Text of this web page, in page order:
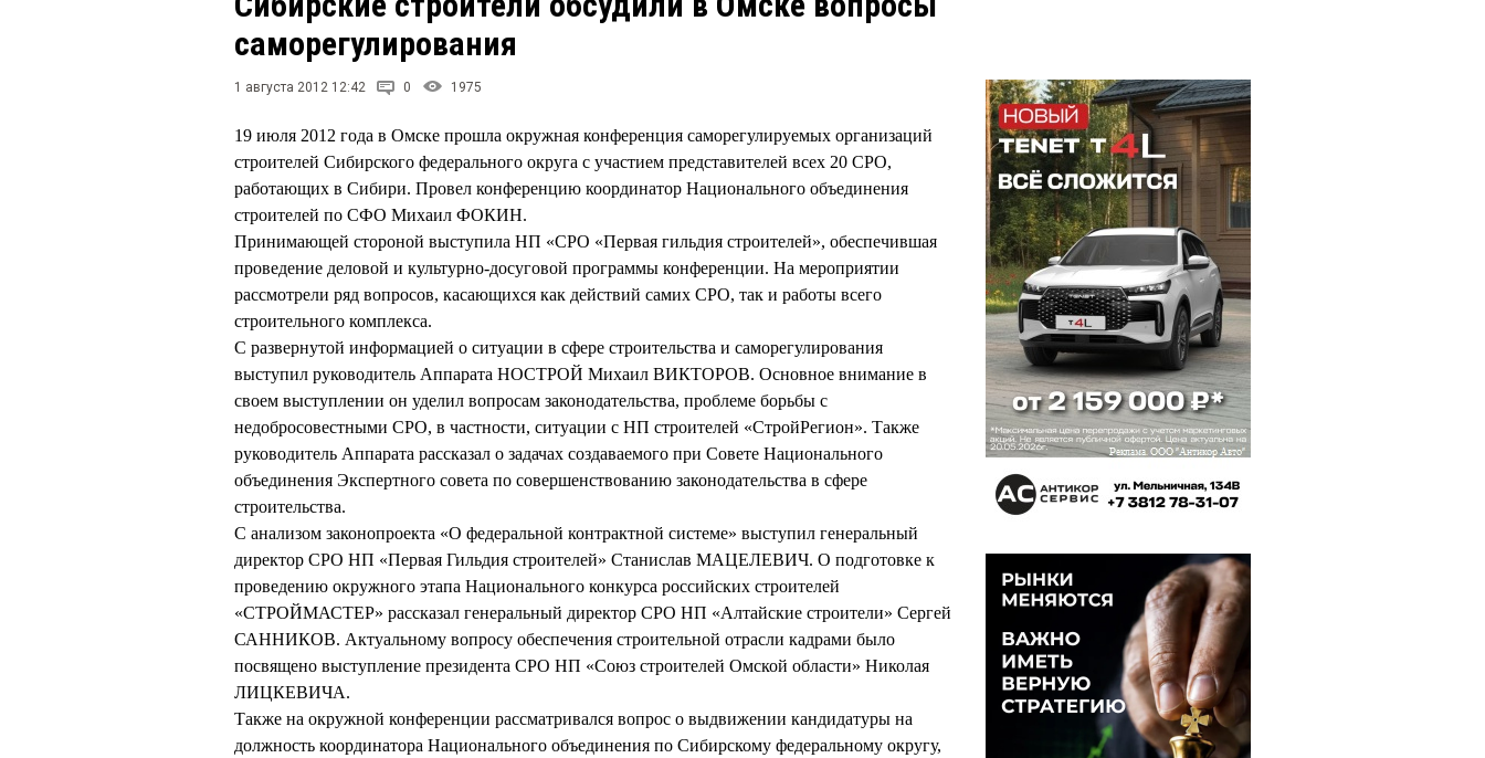
саморегулирования
1 августа 2012 12:42 0 1975
19 июля 2012 года в Омске прошла окружная конференция саморегулируемых организаций
строителей Сибирского федерального округа с участием представителей всех 20 СРО,
работающих в Сибири. Провел конференцию координатор Национального объединения
строителей по СФО Михаил ФОКИН.
Принимающей стороной выступила НП «СРО «Первая гильдия строителей», обеспечившая
проведение деловой и культурно-досуговой программы конференции. На мероприятии
рассмотрели ряд вопросов, касающихся как действий самих СРО, так и работы всего
строительного комплекса.
С развернутой информацией о ситуации в сфере строительства и саморегулирования
выступил руководитель Аппарата НОСТРОЙ Михаил ВИКТОРОВ. Основное внимание в
своем выступлении он уделил вопросам законодательства, проблеме борьбы с
недобросовестными СРО, в частности, ситуации с НП строителей «СтройРегион». Также
руководитель Аппарата рассказал о задачах создаваемого при Совете Национального
объединения Экспертного совета по совершенствованию законодательства в сфере
строительства.
С анализом законопроекта «О федеральной контрактной системе» выступил генеральный
директор СРО НП «Первая Гильдия строителей» Станислав МАЦЕЛЕВИЧ. О подготовке к
проведению окружного этапа Национального конкурса российских строителей
«СТРОЙМАСТЕР» рассказал генеральный директор СРО НП «Алтайские строители» Сергей
САННИКОВ. Актуальному вопросу обеспечения строительной отрасли кадрами было
посвящено выступление президента СРО НП «Союз строителей Омской области» Николая
ЛИЦКЕВИЧА.
Также на окружной конференции рассматривался вопрос о выдвижении кандидатуры на
должность координатора Национального объединения по Сибирскому федеральному округу,